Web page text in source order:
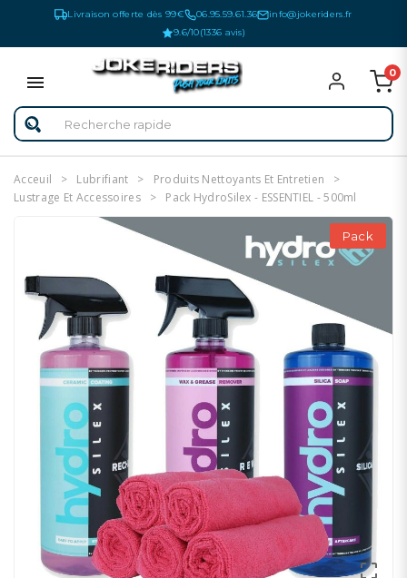
Livraison offerte dès 99€ 06.95.59.61.36
info@jokeriders.fr
9.6/10(1336 avis)
0
Acceuil Lubrifiant
Produits Nettoyants Et Entretien
Lustrage Et Accessoires
Pack HydroSilex - ESSENTIEL - 500ml
Pack
